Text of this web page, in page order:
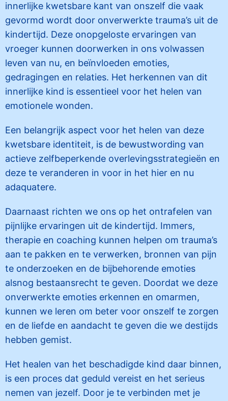
innerlijke kwetsbare kant van onszelf die vaak
gevormd wordt door onverwerkte trauma’s uit de
kindertijd. Deze onopgeloste ervaringen van
vroeger kunnen doorwerken in ons volwassen
leven van nu, en beïnvloeden emoties,
gedragingen en relaties. Het herkennen van dit
innerlijke kind is essentieel voor het helen van
emotionele wonden.
Een belangrijk aspect voor het helen van deze
kwetsbare identiteit, is de bewustwording van
actieve zelfbeperkende overlevingsstrategieën en
deze te veranderen in voor in het hier en nu
adaquatere.
Daarnaast richten we ons op het ontrafelen van
pijnlijke ervaringen uit de kindertijd. Immers,
therapie en coaching kunnen helpen om trauma’s
aan te pakken en te verwerken, bronnen van pijn
te onderzoeken en de bijbehorende emoties
alsnog bestaansrecht te geven. Doordat we deze
onverwerkte emoties erkennen en omarmen,
kunnen we leren om beter voor onszelf te zorgen
en de liefde en aandacht te geven die we destijds
hebben gemist.
Het healen van het beschadigde kind daar binnen,
is een proces dat geduld vereist en het serieus
nemen van jezelf. Door je te verbinden met je